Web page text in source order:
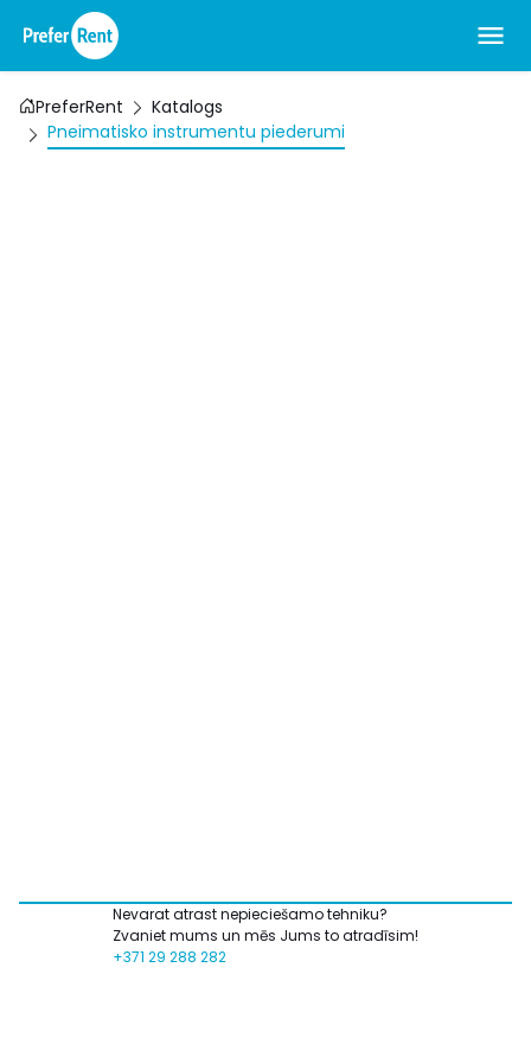
PreferRent
Katalogs
Pneimatisko instrumentu piederumi
Nevarat atrast nepieciešamo tehniku?
Zvaniet mums un mēs Jums to atradīsim!
+371 29 288 282